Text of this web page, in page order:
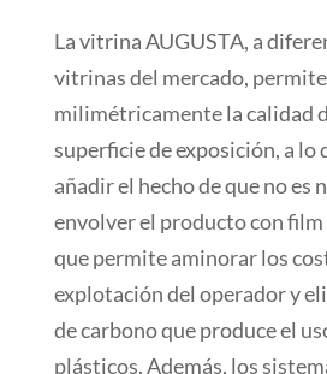
La vitrina AUGUSTA, a
vitrinas del mercado,
milimétricamente la calidad
superficie de exposición, a lo
añadir el hecho de que no es
envolver el producto con
que permite aminorar los
explotación del operador y
de carbono que produce el
plásticos. Además, los